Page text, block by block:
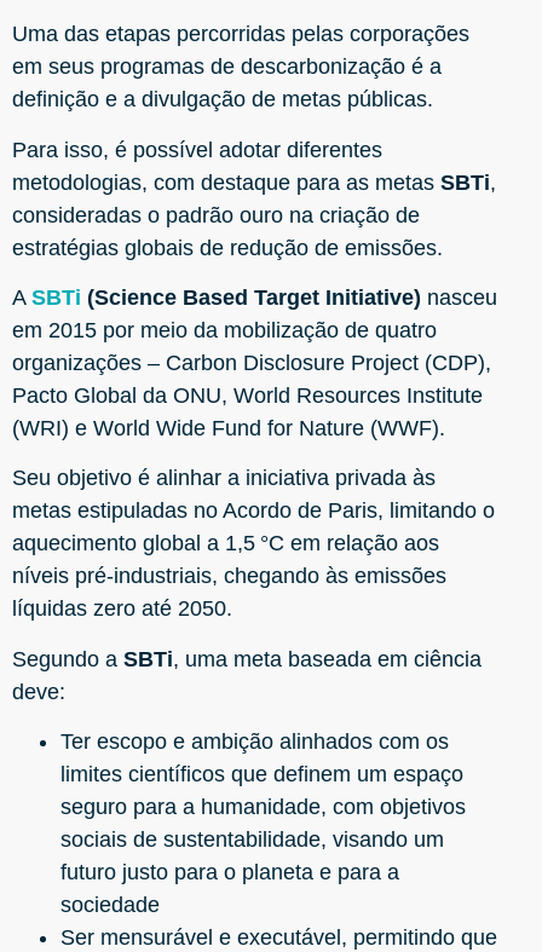
Uma das etapas percorridas pelas corporações
em seus programas de descarbonização é a
definição e a divulgação de metas públicas.
Para isso, é possível adotar diferentes
metodologias, com destaque para as metas SBTi,
consideradas o padrão ouro na criação de
estratégias globais de redução de emissões.
A SBTi (Science Based Target Initiative) nasceu
em 2015 por meio da mobilização de quatro
organizações – Carbon Disclosure Project (CDP),
Pacto Global da ONU, World Resources Institute
(WRI) e World Wide Fund for Nature (WWF).
Seu objetivo é alinhar a iniciativa privada às
metas estipuladas no Acordo de Paris, limitando o
aquecimento global a 1,5 °C em relação aos
níveis pré-industriais, chegando às emissões
líquidas zero até 2050.
Segundo a SBTi, uma meta baseada em ciência
deve:
Ter escopo e ambição alinhados com os
limites científicos que definem um espaço
seguro para a humanidade, com objetivos
sociais de sustentabilidade, visando um
futuro justo para o planeta e para a
sociedade
Ser mensurável e executável, permitindo que